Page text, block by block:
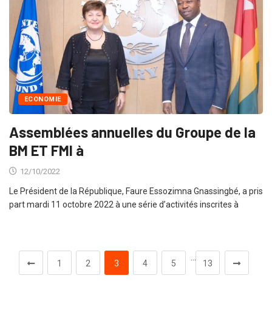
ECONOMIE
Assemblées annuelles du Groupe de la
BM ET FMI à
12/10/2022
Le Président de la République, Faure Essozimna Gnassingbé, a pris
part mardi 11 octobre 2022 à une série d’activités inscrites à
1 2 3 4 5 13